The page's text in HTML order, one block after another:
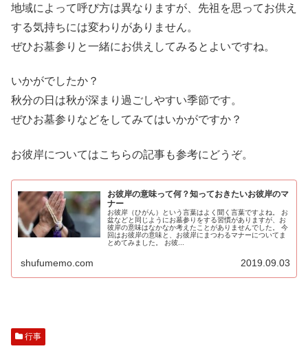
地域によって呼び方は異なりますが、先祖を思ってお供え
する気持ちには変わりがありません。
ぜひお墓参りと一緒にお供えしてみるとよいですね。
いかがでしたか？
秋分の日は秋が深まり過ごしやすい季節です。
ぜひお墓参りなどをしてみてはいかがですか？
お彼岸についてはこちらの記事も参考にどうぞ。
お彼岸の意味って何？知っておきたいお彼岸のマ
ナー
お彼岸（ひがん）という言葉はよく聞く言葉ですよね。 お
盆などと同じようにお墓参りをする習慣がありますが、お
彼岸の意味はなかなか考えたことがありませんでした。 今
回はお彼岸の意味と、お彼岸にまつわるマナーについてま
とめてみました。 お彼...
shufumemo.com 2019.09.03
行事